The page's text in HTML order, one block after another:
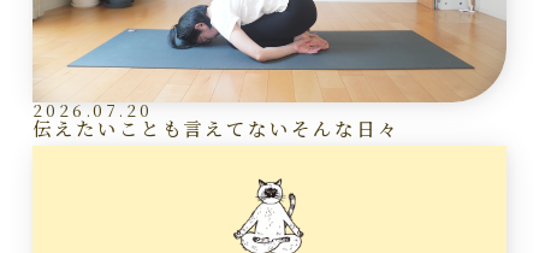
2026.07.20
伝えたいことも言えてないそんな日々